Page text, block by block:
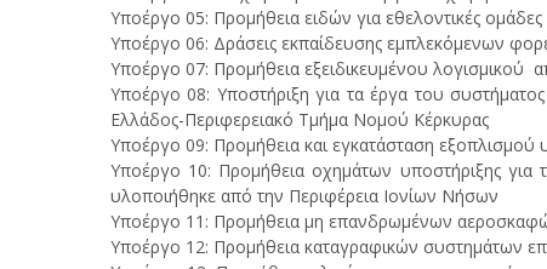
Υποέργο 05: Προμήθεια ειδών για εθελοντικές
Υποέργο 06: Δράσεις εκπαίδευσης εμπλεκόμενων
Υποέργο 07: Προμήθεια εξειδικευμένου
Υποέργο 08: Yποστήριξη για τα έργα του
Ελλάδος-Περιφερειακό Τμήμα Νομού Κέρκυρας
Υποέργο 09: Προμήθεια και εγκατάσταση
Υποέργο 10: Προμήθεια οχημάτων υποστήριξης
υλοποιήθηκε από την Περιφέρεια Ιονίων Νήσων
Υποέργο 11: Προμήθεια μη επανδρωμένων
Υποέργο 12: Προμήθεια καταγραφικών συστημάτων